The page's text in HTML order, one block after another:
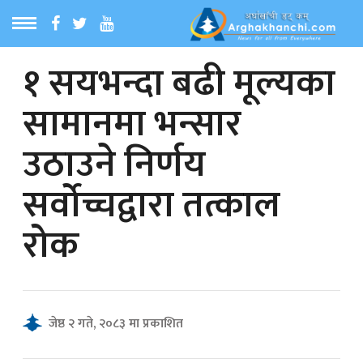
MENU
समाचार
समाचार
समाचार
१ सयभन्दा बढी मूल्यका
सामानमा भन्सार
उठाउने निर्णय
सर्वोच्चद्वारा तत्काल
रोक
जेष्ठ २ गते, २०८३ मा प्रकाशित